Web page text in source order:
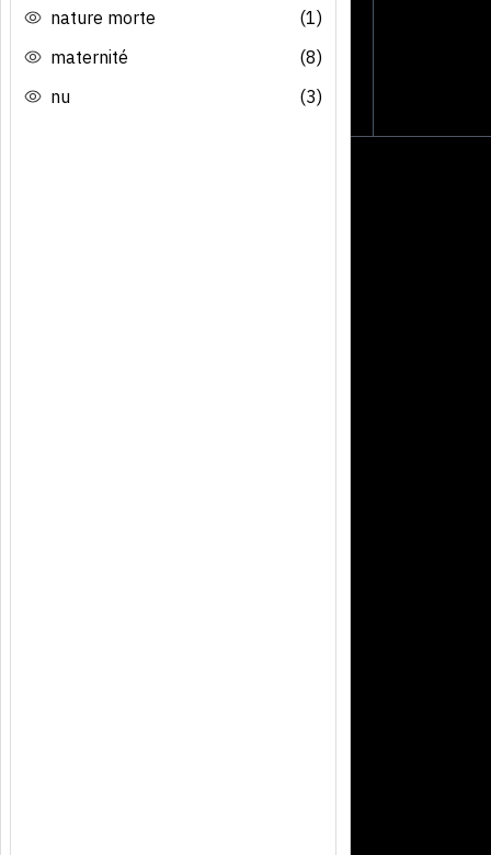
nature morte
(1)
maternité
(8)
nu
(3)